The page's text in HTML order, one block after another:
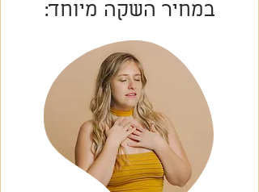
במחיר השקה מיוחד: